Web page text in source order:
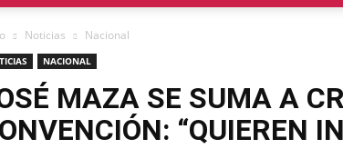
Noticias Nacional
NACIONAL
MAZA SE SUMA A
“QUIEREN